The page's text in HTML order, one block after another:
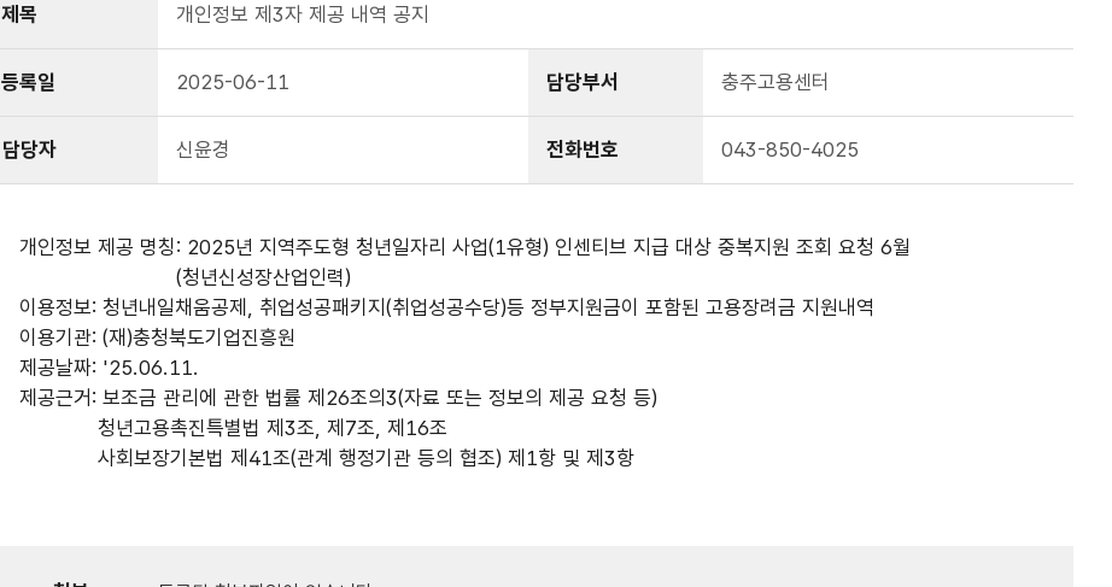
제목 개인정보 제3자 제공 내역 공지
등록일 2025-06-11 담당부서 충주고용센터
담당자 신윤경 전화번호 043-850-4025
개인정보 제공 명칭: 2025년 지역주도형 청년일자리 사업(1유형) 인센티브 지급 대상 중복지원 조회 요청 6월
(청년신성장산업인력)
이용정보: 청년내일채움공제, 취업성공패키지(취업성공수당)등 정부지원금이 포함된 고용장려금 지원내역
이용기관: (재)충청북도기업진흥원
제공날짜: '25.06.11.
제공근거: 보조금 관리에 관한 법률 제26조의3(자료 또는 정보의 제공 요청 등)
청년고용촉진특별법 제3조, 제7조, 제16조
사회보장기본법 제41조(관계 행정기관 등의 협조) 제1항 및 제3항